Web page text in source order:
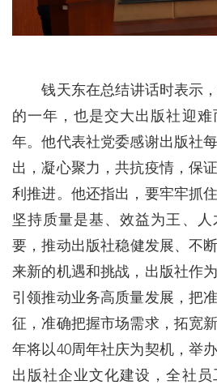
钱天东在总结讲话时表示，
的一年，也是交大出版社迎
年。他代表社党委感谢出版社
出，凝心聚力，共抗疫情，保
利推进。他还指出，要牢牢抓
坚持质量是基、效益为王、
要，推动出版社稳健发展、不
来新的机遇和挑战，出版社作
引领推动业务高质量发展，把
征，准确把握市场需求，拓宽
年将以40周年社庆为契机，举
出版社企业文化建设，全社员